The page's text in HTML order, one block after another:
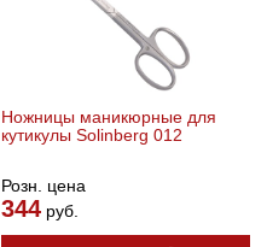
Ножницы маникюрные для
кутикулы Solinberg 012
Розн. цена
344 руб.